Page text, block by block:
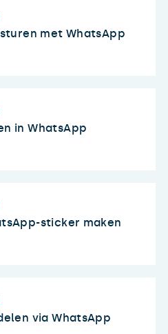
met WhatsApp
in WhatsApp
sticker maken
via WhatsApp